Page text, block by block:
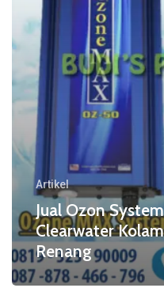
Artikel
Jual Ozon System
Clearwater Kolam
Renang